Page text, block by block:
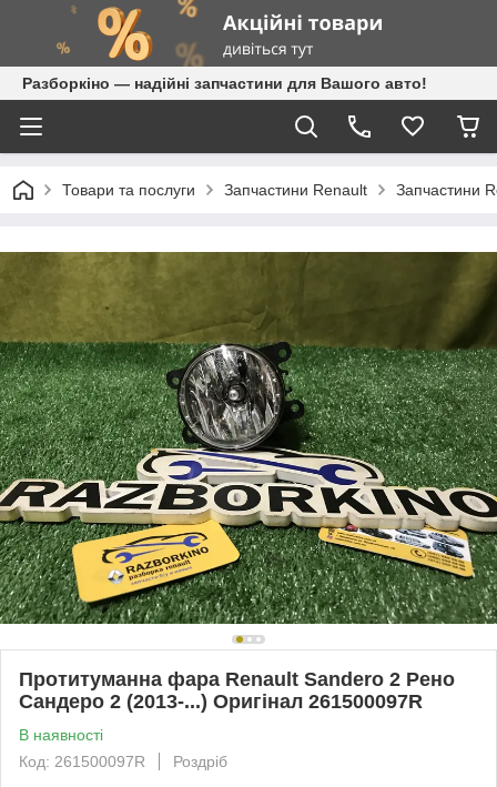
Разборкіно — надійні запчастини для Вашого авто!
Товари та послуги Запчастини Renault Запчастини
Протитуманна фара Renault Sandero 2 Рено
Сандеро 2 (2013-...) Оригінал 261500097R
В наявності
Код: 261500097R
Роздріб